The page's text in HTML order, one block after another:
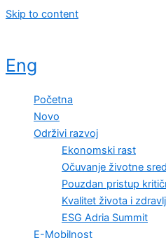
Skip to content
Eng
Početna
Novo
Održivi razvoj
Ekonomski rast
Očuvanje životne
Pouzdan pristup
Kvalitet života i
ESG Adria Summit
E-Mobilnost